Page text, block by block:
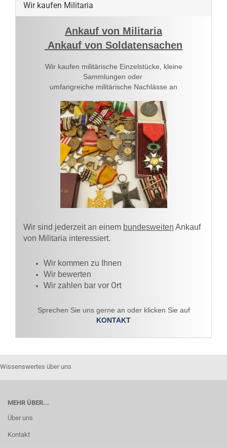
Wir kaufen Militaria
Ankauf von Militaria
Ankauf von Soldatensachen
Wir kaufen militärische Einzelstücke, kleine
Sammlungen oder
umfangreiche militärische Nachlässe an
Wir sind jederzeit an einem bundesweiten Ankauf
von Militaria interessiert.
Wir kommen zu Ihnen​
Wir bewerten
Wir zahlen bar vor Ort
Sprechen Sie uns gerne an oder klicken Sie auf
KONTAKT
Wissenswertes über uns
MEHR ÜBER...
Über uns
Kontakt